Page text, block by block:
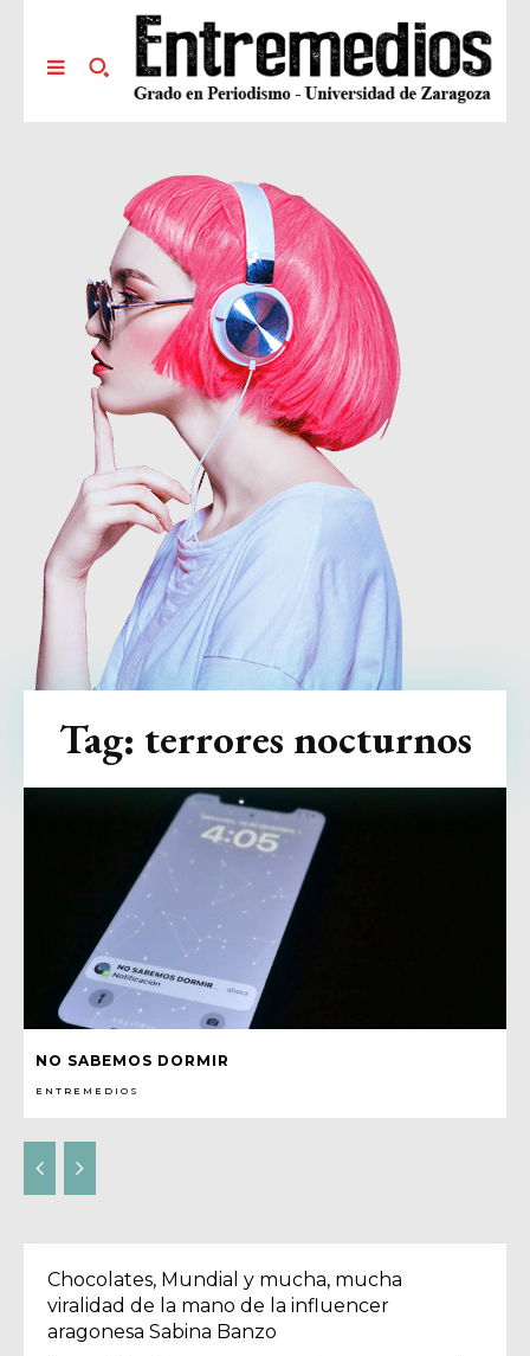
NO SABEMOS DORMIR
ENTREMEDIOS
Tag: terrores nocturnos
Chocolates, Mundial y mucha, mucha
viralidad de la mano de la influencer
aragonesa Sabina Banzo